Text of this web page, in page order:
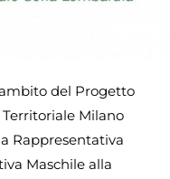
del Progetto
Milano
Rappresentativa
Maschile alla